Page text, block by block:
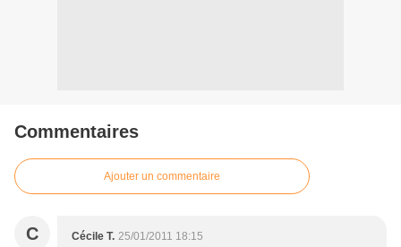
Commentaires
Ajouter un commentaire
C Cécile T. 25/01/2011 18:15